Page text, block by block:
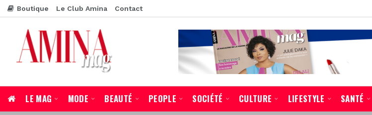
Boutique Le Club Amina Contact
LE MAG MODE BEAUTÉ PEOPLE SOCIÉTÉ CULTURE LIFESTYLE SANTÉ